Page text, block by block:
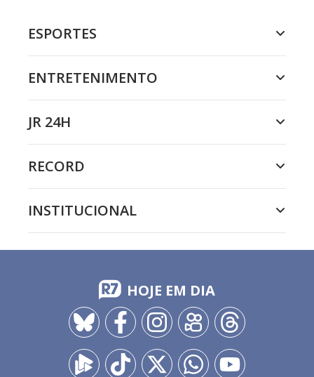
ESPORTES
ENTRETENIMENTO
JR 24H
RECORD
INSTITUCIONAL
HOJE EM DIA